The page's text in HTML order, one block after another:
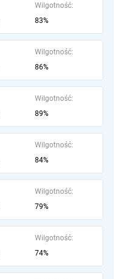
Wilgotność:
83%
Wilgotność:
86%
Wilgotność:
89%
Wilgotność:
84%
Wilgotność:
79%
Wilgotność:
74%